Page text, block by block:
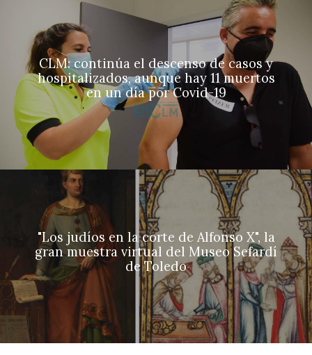
CLM: continúa el descenso de casos y
hospitalizados, aunque hay 11 muertos
en un día por Covid-19
"Los judíos en la corte de Alfonso X", la
gran muestra virtual del Museo Sefardí
de Toledo